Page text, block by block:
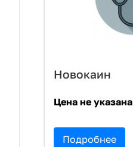
Новокаин
Цена не указана
Подробнее